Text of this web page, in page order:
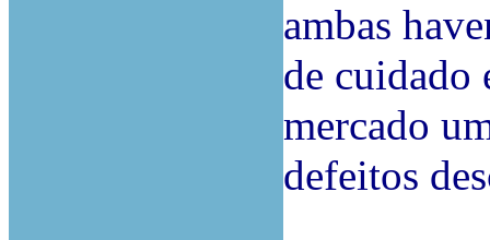
ambas
de cuidado
mercado
defeitos